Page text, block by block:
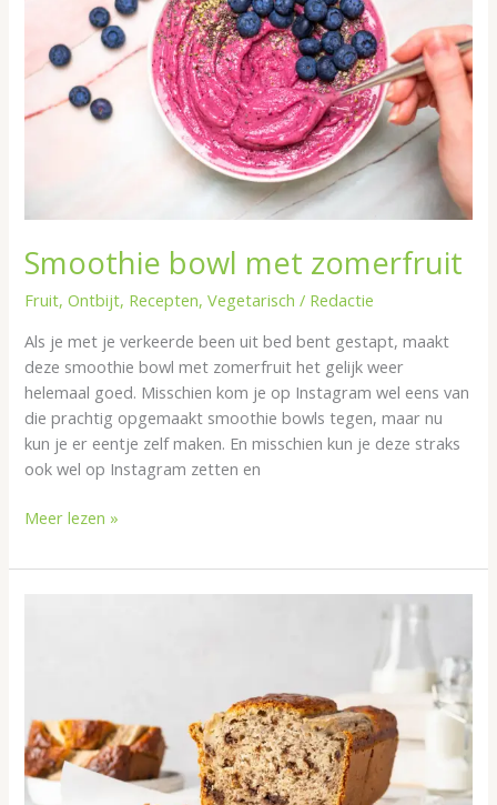
Smoothie bowl met zomerfruit
Fruit,Ontbijt, Recepten,Vegetarisch / Redactie
Als je met je verkeerde been uit bed bent gestapt, maakt
deze smoothie bowl met zomerfruit het gelijk weer
helemaal goed. Misschien kom je op Instagram wel eens van
die prachtig opgemaakt smoothie bowls tegen, maar nu
kun je er eentje zelf maken. En misschien kun je deze straks
ook wel op Instagram zetten en
zomerfruit
Meer lezen »